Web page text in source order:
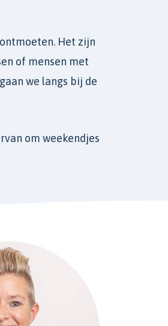
Het zijn
of mensen met
we langs bij de
om weekendjes